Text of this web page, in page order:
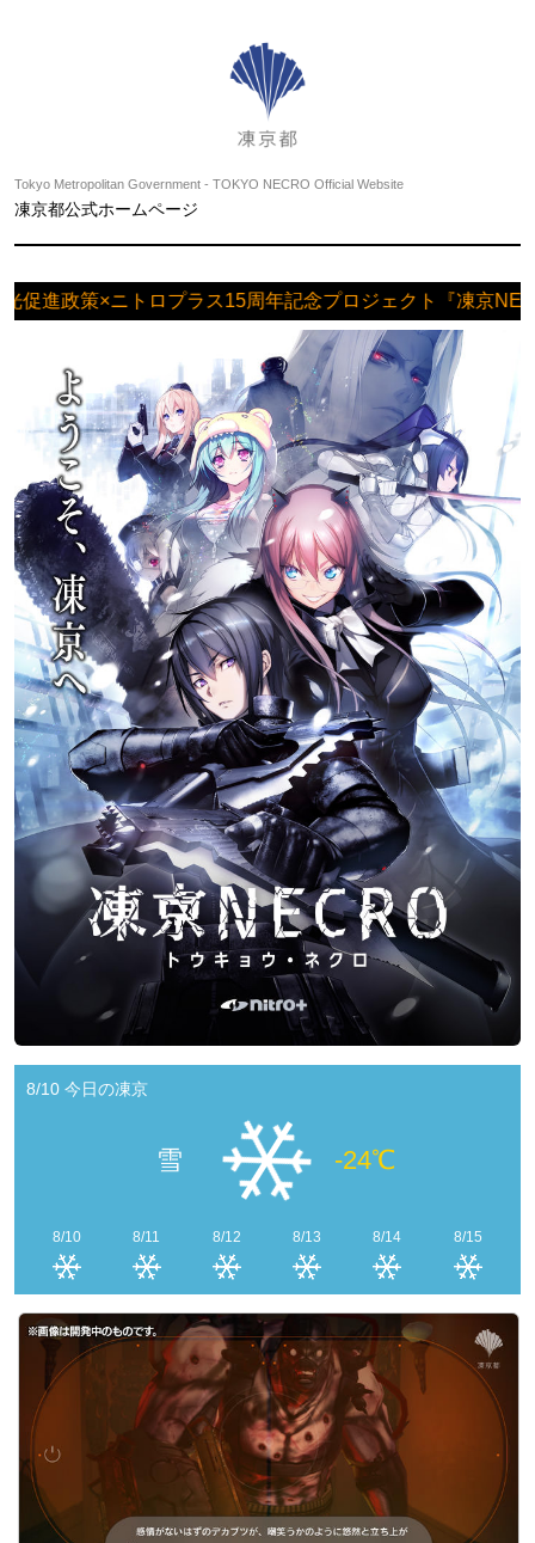
Tokyo Metropolitan Government - TOKYO NECRO Official Website
凍京都公式ホームページ
進政策×ニトロプラス15周年記念プロジェクト『凍京
8/10 今日の凍京
雪 -24℃
8/10 8/11 8/12 8/13 8/14 8/15